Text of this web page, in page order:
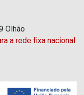
Olhão
a rede fixa nacional